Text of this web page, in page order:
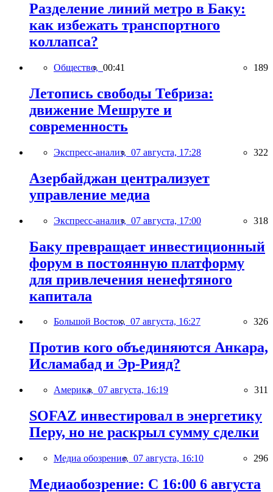
Разделение линий метро в Баку:
как избежать транспортного
коллапса?
Общество, 00:41 189
Летопись свободы Тебриза:
движение Мешруте и
современность
Экспресс-анализ, 07 августа, 17:28 322
Азербайджан централизует
управление медиа
Экспресс-анализ, 07 августа, 17:00 318
Баку превращает инвестиционный
форум в постоянную платформу
для привлечения ненефтяного
капитала
Большой Восток, 07 августа, 16:27 326
Против кого объединяются Анкара,
Исламабад и Эр-Рияд?
Америка, 07 августа, 16:19 311
SOFAZ инвестировал в энергетику
Перу, но не раскрыл сумму сделки
Медиа обозрение, 07 августа, 16:10 296
Медиаобозрение: С 16:00 6 августа